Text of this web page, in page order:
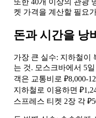
또한 40개 이상의 관광
켓 가격을 계산할 필요
돈과 시간을 낭
가장 큰 실수: 지하철이
는 것. 모스크바에서 5
객은 교통비로 ₽8,000-
지하철로 이용하면
스프레스 티켓 2장 각